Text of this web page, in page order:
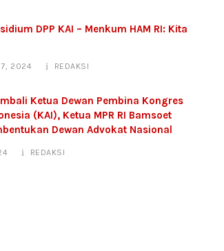
DPP KAI – Menkum HAM RI: Kita
7, 2024 REDAKSI
Ketua Dewan Pembina Kongres
(KAI), Ketua MPR RI Bamsoet
Dewan Advokat Nasional
REDAKSI